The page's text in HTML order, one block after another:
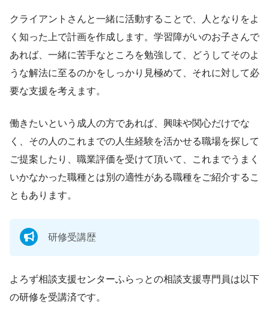
クライアントさんと一緒に活動することで、人となりをよ
く知った上で計画を作成します。学習障がいのお子さんで
あれば、一緒に苦手なところを勉強して、どうしてそのよ
うな解法に至るのかをしっかり見極めて、それに対して必
要な支援を考えます。
働きたいという成人の方であれば、興味や関心だけでな
く、その人のこれまでの人生経験を活かせる職場を探して
ご提案したり、職業評価を受けて頂いて、これまでうまく
いかなかった職種とは別の適性がある職種をご紹介するこ
ともあります。
研修受講歴
よろず相談支援センターふらっとの相談支援専門員は以下
の研修を受講済です。